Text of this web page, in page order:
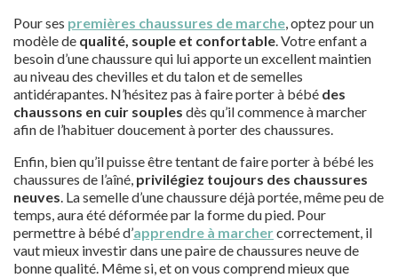
Pour ses premières chaussures de marche , optez pour un
modèle de qualité, souple et confortable . Votre enfant a
besoin d’une chaussure qui lui apporte un excellent maintien
au niveau des chevilles et du talon et de semelles
antidérapantes. N’hésitez pas à faire porter à bébé des
chaussons en cuir souples dès qu’il commence à marcher
afin de l’habituer doucement à porter des chaussures.
Enfin, bien qu’il puisse être tentant de faire porter à bébé les
chaussures de l’aîné, privilégiez toujours des chaussures
neuves . La semelle d’une chaussure déjà portée, même peu de
temps, aura été déformée par la forme du pied. Pour
permettre à bébé d’apprendre à marchercorrectement, il
vaut mieux investir dans une paire de chaussures neuve de
bonne qualité. Même si, et on vous comprend mieux que